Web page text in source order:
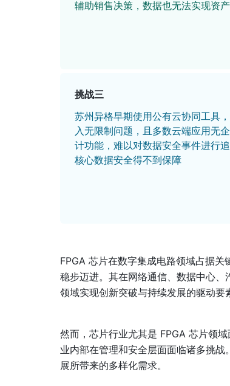
辅助销售决策，数据也无法实现资
挑战三
苏州异格早期使用公有云协同工具
入无限制问题，且多数云端应用无
计功能，难以对数据安全事件进行追
核心数据安全得不到保障
FPGA 芯片在数字集成电路领域占据
稳步迈进。其在网络通信、数据中心
领域实现创新突破与持续发展的驱动要
然而，芯片行业尤其是 FPGA 芯片领
业内部在管理和安全层面面临诸多挑
展所带来的多样化需求。